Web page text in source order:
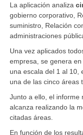
La aplicación analiza
gobierno corporativo,
suministro, Relación
administraciones
Una vez aplicados
empresa, se genera
una escala del 1 al 10,
una de las cinco áreas
Junto a ello, el informe
alcanza realizando la
citadas áreas.
En función de los